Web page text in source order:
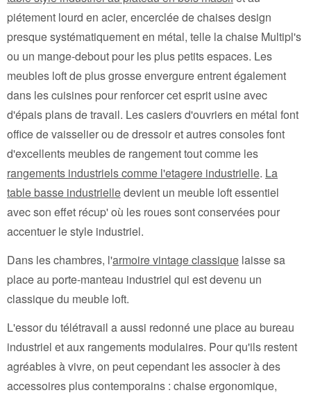
piétement lourd en acier, encerclée de chaises design
presque systématiquement en métal, telle la chaise Multipl's
ou un mange-debout pour les plus petits espaces. Les
meubles loft de plus grosse envergure entrent également
dans les cuisines pour renforcer cet esprit usine avec
d'épais plans de travail. Les casiers d'ouvriers en métal font
office de vaisselier ou de dressoir et autres consoles font
d'excellents meubles de rangement tout comme les
rangements industriels comme l'etagere industrielle. La
table basse industrielledevient un meuble loft essentiel
avec son effet récup' où les roues sont conservées pour
accentuer le style industriel.
Dans les chambres, l'armoire vintage classique laisse sa
place au porte-manteau industriel qui est devenu un
classique du meuble loft.
L'essor du télétravail a aussi redonné une place au bureau
industriel et aux rangements modulaires. Pour qu'ils restent
agréables à vivre, on peut cependant les associer à des
accessoires plus contemporains : chaise ergonomique,